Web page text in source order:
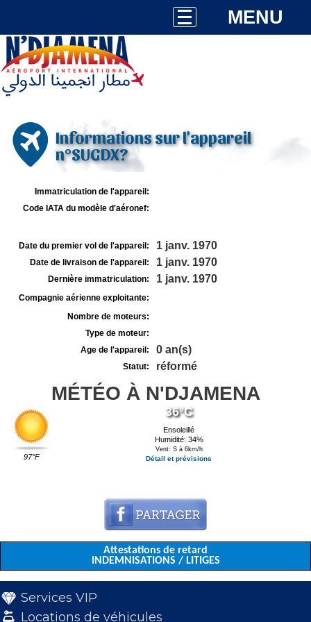
MENU
Informations sur l'appareil
n°SUGDX?
Immatriculation de l'appareil:
Code IATA du modèle d'aéronef:
Date du premier vol de l'appareil: 1 janv. 1970
Date de livraison de l'appareil: 1 janv. 1970
Dernière immatriculation: 1 janv. 1970
Compagnie aérienne exploitante:
Nombre de moteurs:
Type de moteur:
Age de l'appareil:
0 an(s)
Statut: réformé
MÉTÉO À N'DJAMENA
97°F
36°C
Ensoleillé
Humidité: 34%
Vent: S à 6km/h
Détail et prévisions
Attestations de retard
INDEMNISATIONS / LITIGES
Services VIP
Locations de véhicules